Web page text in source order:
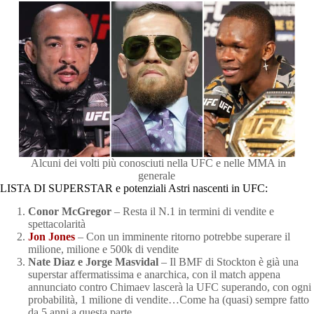
Alcuni dei volti più conosciuti nella UFC e nelle MMA in
generale
LISTA DI SUPERSTAR e potenziali Astri nascenti in UFC:
Conor McGregor – Resta il N.1 in termini di vendite e
spettacolarità
Jon Jones – Con un imminente ritorno potrebbe superare il
milione, milione e 500k di vendite
Nate Diaz e Jorge Masvidal – Il BMF di Stockton è già una
superstar affermatissima e anarchica, con il match appena
annunciato contro Chimaev lascerà la UFC superando, con ogni
probabilità, 1 milione di vendite…Come ha (quasi) sempre fatto